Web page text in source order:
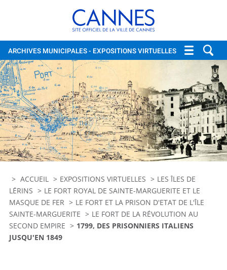
Cannes, site officiel de la
ARCHIVES MUNICIPALES- EXPOSITIONS VIRTUELLES
ACCUEIL EXPOSITIONS VIRTUELLES
LES ÎLES DE
LÉRINS
LE FORT ROYAL DE SAINTE-MARGUERITE ET LE
MASQUE DE FER
LE FORT ET LA PRISON D'ETAT DE L'ÎLE
SAINTE-MARGUERITE
LE FORT DE LA RÉVOLUTION AU
SECOND EMPIRE
1799, DES PRISONNIERS ITALIENS
JUSQU'EN 1849